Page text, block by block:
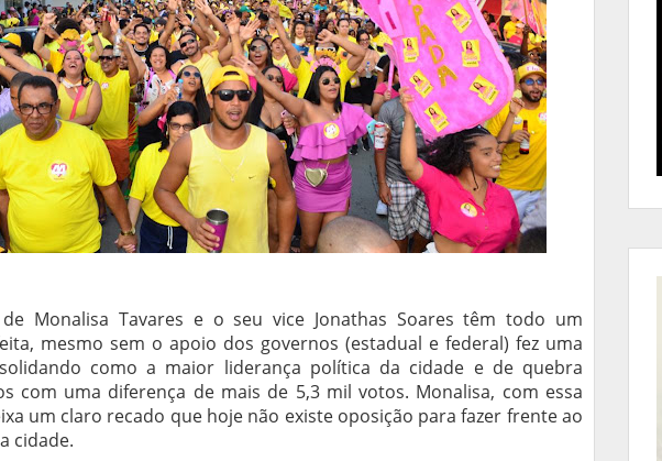
Monalisa Tavares e o seu vice Jonathas Soares têm todo um
mesmo sem o apoio dos governos (estadual e federal) fez uma
como a maior liderança política da cidade e de quebra
com uma diferença de mais de 5,3 mil votos. Monalisa, com essa
um claro recado que hoje não existe oposição para fazer frente ao
cidade.